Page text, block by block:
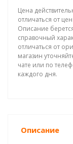
Цена
отличаться от
Описание
справочный
отличаться от
магазин
чате или по
каждого дня.
Описание